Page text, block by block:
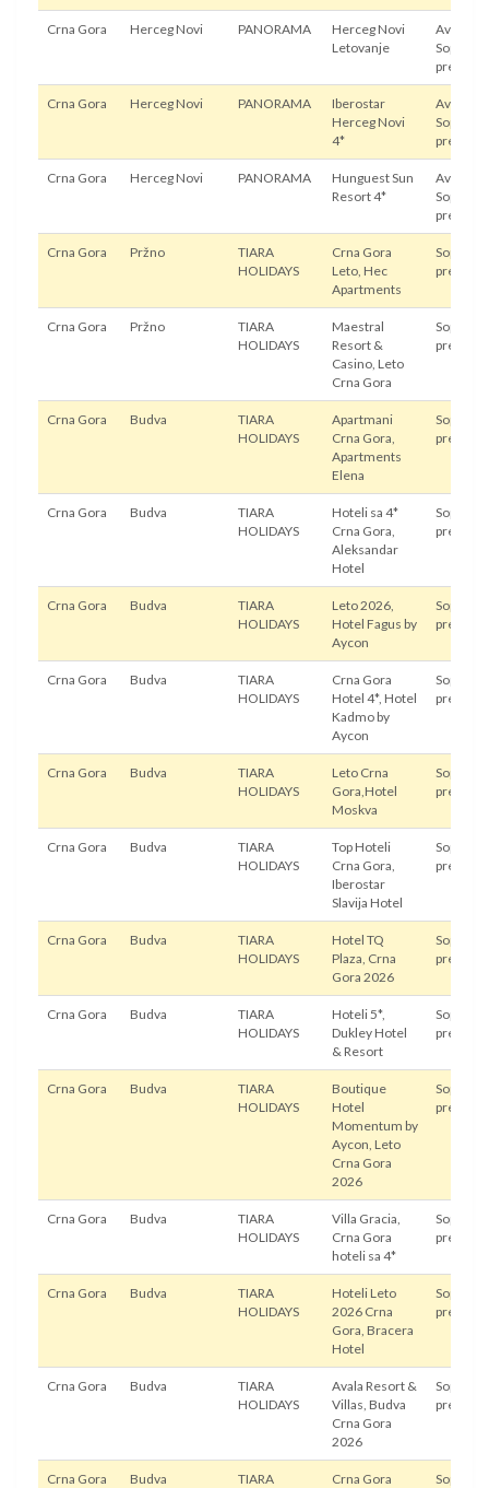
Crna Gora Herceg Novi PANORAMA
Herceg Novi
Letovanje
Avion,
prevoz
Crna Gora Herceg Novi PANORAMA
Iberostar
Herceg Novi
4*
Avion,
prevoz
Crna Gora Herceg Novi PANORAMA
Hunguest Sun
Resort 4*
Avion,
prevoz
Crna Gora Pržno
TIARA
HOLIDAYS
Crna Gora
Leto, Hec
Apartments
prevoz
Crna Gora Pržno
TIARA
HOLIDAYS
Maestral
Resort &
Casino, Leto
Crna Gora
prevoz
Crna Gora Budva
TIARA
HOLIDAYS
Apartmani
Crna Gora,
Apartments
Elena
prevoz
Crna Gora Budva
TIARA
HOLIDAYS
Hoteli sa 4*
Crna Gora,
Aleksandar
Hotel
prevoz
Crna Gora Budva
TIARA
HOLIDAYS
Leto 2026,
Hotel Fagus by
Aycon
prevoz
Crna Gora Budva
TIARA
HOLIDAYS
Crna Gora
Hotel 4*, Hotel
Kadmo by
Aycon
prevoz
Crna Gora Budva
TIARA
HOLIDAYS
Leto Crna
Gora,Hotel
Moskva
prevoz
Crna Gora Budva
TIARA
HOLIDAYS
Top Hoteli
Crna Gora,
Iberostar
Slavija Hotel
prevoz
Crna Gora Budva
TIARA
HOLIDAYS
Hotel TQ
Plaza, Crna
Gora 2026
prevoz
Crna Gora Budva
TIARA
HOLIDAYS
Hoteli 5*,
Dukley Hotel
& Resort
prevoz
Crna Gora Budva
TIARA
HOLIDAYS
Boutique
Hotel
Momentum by
Aycon, Leto
Crna Gora
2026
prevoz
Crna Gora Budva
TIARA
HOLIDAYS
Villa Gracia,
Crna Gora
hoteli sa 4*
prevoz
Crna Gora Budva
TIARA
HOLIDAYS
Hoteli Leto
2026 Crna
Gora, Bracera
Hotel
prevoz
Crna Gora Budva
TIARA
HOLIDAYS
Avala Resort &
Villas, Budva
Crna Gora
2026
prevoz
Crna Gora Budva
TIARA
Crna Gora